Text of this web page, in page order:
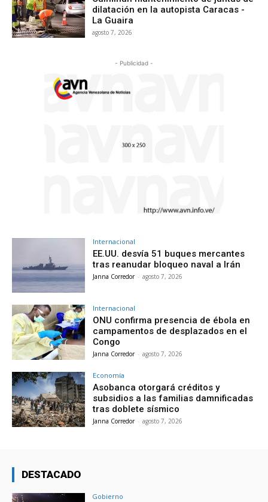
dilatación en la autopista Caracas -
La Guaira
agosto 7, 2026
- Publicidad -
Internacional
EE.UU. desvía 51 buques mercantes
tras reanudar bloqueo naval a Irán
Janna Corredor - agosto 7, 2026
Internacional
ONU confirma presencia de ébola en
campamentos de desplazados en el
Congo
Janna Corredor - agosto 7, 2026
Economía
Asobanca otorgará créditos y
subsidios a las familias damnificadas
tras doblete sísmico
Janna Corredor - agosto 7, 2026
DESTACADO
Gobierno